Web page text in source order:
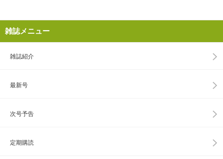
雑誌メニュー
雑誌紹介
最新号
次号予告
定期購読